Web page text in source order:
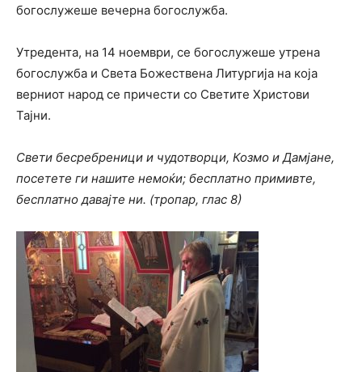
богослужеше вечерна богослужба.
Утредента, на 14 ноември, се богослужеше утрена
богослужба и Света Божествена Литургија на која
верниот народ се причести со Светите Христови
Тајни.
Свети бесребреници и чудотворци, Козмо и Дамјане,
посетете ги нашите немоќи; бесплатно примивте,
бесплатно давајте ни. (тропар, глас 8)